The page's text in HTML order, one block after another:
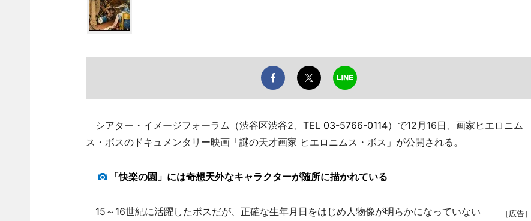
シアター・イメージフォーラム（渋谷区渋谷2、TEL 03-5766-0114）で12月16日、画家ヒエロニム
ス・ボスのドキュメンタリー映画「謎の天才画家 ヒエロニムス・ボス」が公開される。
「快楽の園」には奇想天外なキャラクターが随所に描かれている
［広告］
15～16世紀に活躍したボスだが、正確な生年月日をはじめ人物像が明らかになっていない